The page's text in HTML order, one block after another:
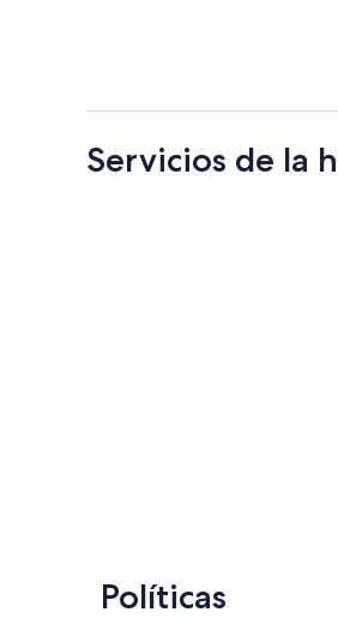
Servicios de la
Políticas